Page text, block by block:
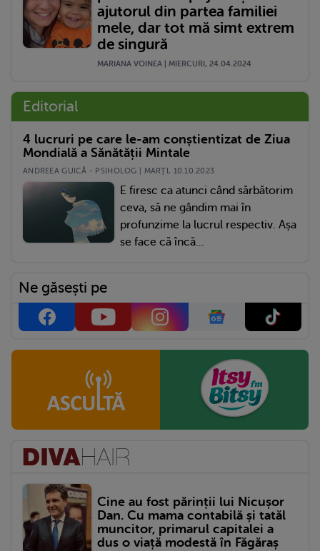
ajutorul din partea familiei
mele, dar tot mă simt extrem
de singură
MARIANA VOINEA | MIERCURI, 24.04.2024
Editorial
4 lucruri pe care le-am conștientizat de Ziua
Mondială a Sănătății Mintale
ANDREEA GUICĂ - PSIHOLOG | MARŢI, 10.10.2023
E firesc ca atunci când sărbătorim
ceva, să ne gândim mai în
profunzime la lucrul respectiv. Așa
se face că încă...
Ne găsești pe
Cine au fost părinții lui Nicușor
Dan. Cu mama contabilă și tatăl
muncitor, primarul capitalei a
dus o viață modestă în Făgăraș